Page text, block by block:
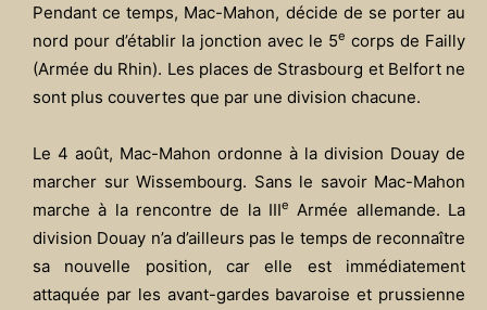
Pendant ce temps, Mac-Mahon, décide de se porter au
nord pour d’établir la jonction avec le 5e corps de Failly
(Armée du Rhin). Les places de Strasbourg et Belfort ne
sont plus couvertes que par une division chacune.
Le 4 août, Mac-Mahon ordonne à la division Douay de
marcher sur Wissembourg. Sans le savoir Mac-Mahon
marche à la rencontre de la IIIe
Armée allemande. La
division Douay n’a d’ailleurs pas le temps de reconnaître
sa nouvelle position, car elle est immédiatement
attaquée par les avant-gardes bavaroise et prussienne